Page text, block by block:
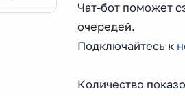
Чат-бот поможет
очередей.
Подключайтесь к
Количество